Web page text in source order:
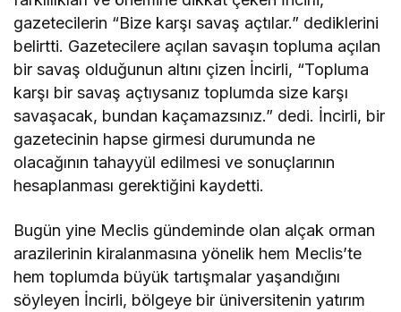
gazetecilerin “Bize karşı savaş açtılar.” dediklerini
belirtti. Gazetecilere açılan savaşın topluma açılan
bir savaş olduğunun altını çizen İncirli, “Topluma
karşı bir savaş açtıysanız toplumda size karşı
savaşacak, bundan kaçamazsınız.” dedi. İncirli, bir
gazetecinin hapse girmesi durumunda ne
olacağının tahayyül edilmesi ve sonuçlarının
hesaplanması gerektiğini kaydetti.
Bugün yine Meclis gündeminde olan alçak orman
arazilerinin kiralanmasına yönelik hem Meclis’te
hem toplumda büyük tartışmalar yaşandığını
söyleyen İncirli, bölgeye bir üniversitenin yatırım